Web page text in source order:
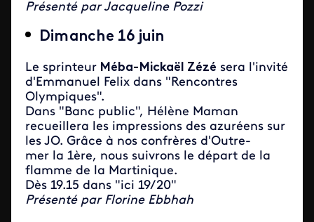
Présenté par Jacqueline Pozzi
Dimanche 16 juin
Le sprinteur Méba-Mickaël Zézé sera l'invité
d'Emmanuel Felix dans "Rencontres
Olympiques".
Dans "Banc public", Hélène Maman
recueillera les impressions des azuréens sur
les JO. Grâce à nos confrères d'Outre-
mer la 1ère, nous suivrons le départ de la
flamme de la Martinique.
Dès 19.15 dans "ici 19/20"
Présenté par Florine Ebbhah